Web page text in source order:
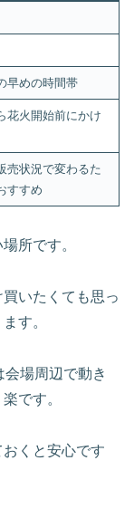
早めの時間帯
花火開始前にかけ
売状況で変わるた
すすめ
所です。
いたくても思っ
す。
場周辺で動き
です。
くと安心です